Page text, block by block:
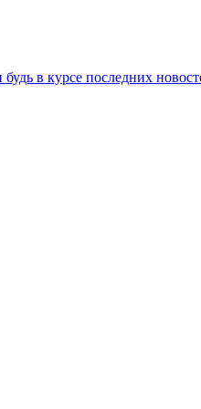
в курсе последних